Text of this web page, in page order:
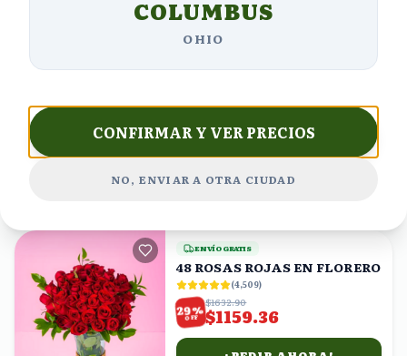
Rosas rojas, claveles mini y
30%$856.80
ENTREGA URGENTE
ENVÍO GRATIS
48 ROSAS ROJAS EN FLORERO
(4,509)
29%
OFF
$1632.90
$1159.36
COLUMBUS
OHIO
CONFIRMAR Y VER PRECIOS
NO, ENVIAR A OTRA CIUDAD